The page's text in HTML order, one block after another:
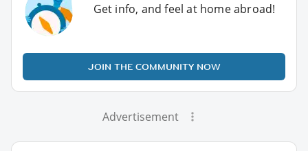
Get info, and feel at home abroad!
JOIN THE COMMUNITY NOW
Advertisement